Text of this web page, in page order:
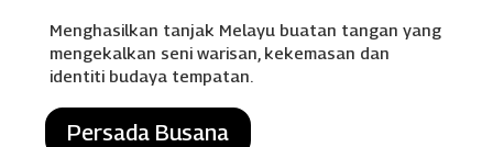
Menghasilkan tanjak Melayu buatan tangan yang
mengekalkan seni warisan, kekemasan dan
identiti budaya tempatan.
Persada Busana